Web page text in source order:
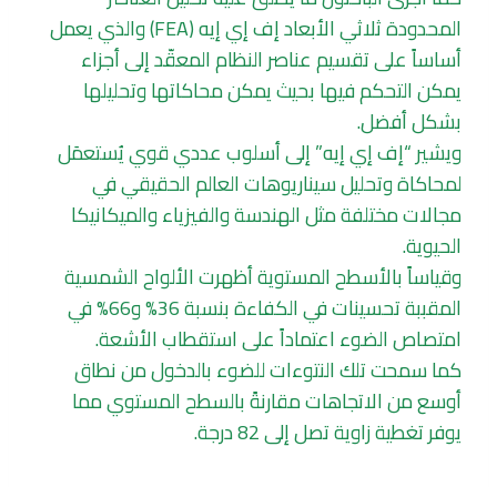
المحدودة ثلاثي الأبعاد إف إي إيه (FEA) والذي يعمل
أساساً على تقسيم عناصر النظام المعقّد إلى أجزاء
يمكن التحكم فيها بحيث يمكن محاكاتها وتحليلها
بشكل أفضل.
ويشير “إف إي إيه” إلى أسلوب عددي قوي يُستعمَل
لمحاكاة وتحليل سيناريوهات العالم الحقيقي في
مجالات مختلفة مثل الهندسة والفيزياء والميكانيكا
الحيوية.
وقياساً بالأسطح المستوية أظهرت الألواح الشمسية
المقببة تحسينات في الكفاءة بنسبة 36% و66% في
امتصاص الضوء اعتماداً على استقطاب الأشعة.
كما سمحت تلك النتوءات للضوء بالدخول من نطاق
أوسع من الاتجاهات مقارنةً بالسطح المستوي مما
يوفر تغطية زاوية تصل إلى 82 درجة.